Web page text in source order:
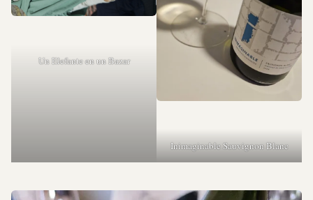
Un Elefante en un Bazar
Inimaginable Sauvignon Blanc